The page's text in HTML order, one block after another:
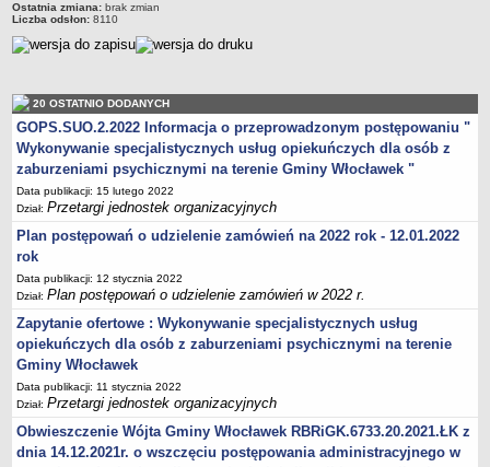
Imienne wykazy głosowań
Nagrania - Obrady Rady Gminy Włocławek
Odpowiedzi na interpelacje
Zapytania
Odpowiedzi na zapytania
URZĄD GMINY
Wójt Gminy
Skarbnik Gminy
Sekretarz Gminy
Zarządzenia Wójta Gminy
Zarządzenia Kierownika Urzędu
Baza Aktów Własnych
Regulamin Pracy Urzędu
Regulamin Organizacyjny
Oświadczenia majątkowe
Ostatnia zmiana: brak zmian
Liczba odsłon: 8110
20 OSTATNIO DODANYCH
GOPS.SUO.2.2022 Informacja o przeprowadzonym postępowaniu "
Wykonywanie specjalistycznych usług opiekuńczych dla osób z
zaburzeniami psychicznymi na terenie Gminy Włocławek "
Data publikacji: 15 lutego 2022
Dział:Przetargi jednostek organizacyjnych
Plan postępowań o udzielenie zamówień na 2022 rok - 12.01.2022
rok
Data publikacji: 12 stycznia 2022
Dział:Plan postępowań o udzielenie zamówień w 2022 r.
Zapytanie ofertowe : Wykonywanie specjalistycznych usług
opiekuńczych dla osób z zaburzeniami psychicznymi na terenie
Gminy Włocławek
Data publikacji: 11 stycznia 2022
Dział:Przetargi jednostek organizacyjnych
Obwieszczenie Wójta Gminy Włocławek RBRiGK.6733.20.2021.ŁK z
dnia 14.12.2021r. o wszczęciu postępowania administracyjnego w